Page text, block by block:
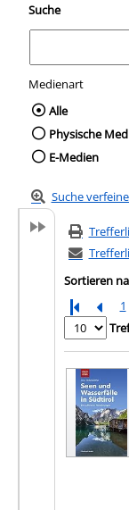
Suche
Medienart
Wählen
Alle
Physische
E-Medien
Suche
Sortieren
1
Zu den